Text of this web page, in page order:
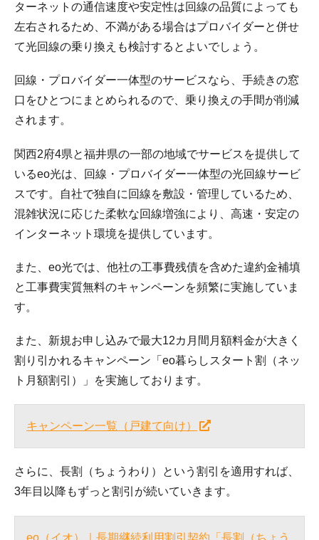
ターネットの通信速度や安定性は回線の品質によっても
左右されるため、不満がある場合はプロバイダーと併せ
て光回線の乗り換えも検討するとよいでしょう。
回線・プロバイダー一体型のサービスなら、手続きの窓
口をひとつにまとめられるので、乗り換えの手間が削減
されます。
関西2府4県と福井県の一部の地域でサービスを提供して
いるeo光は、回線・プロバイダー一体型の光回線サービ
スです。自社で独自に回線を敷設・管理しているため、
混雑状況に応じた柔軟な回線増強により、高速・安定の
インターネット環境を提供しています。
また、eo光では、他社の工事費残債を含めた違約金補填
と工事費実質無料のキャンペーンを頻繁に実施していま
す。
また、新規お申し込みで最大12カ月間月額料金が大きく
割り引かれるキャンペーン「eo暮らしスタート割（ネッ
ト月額割引）」を実施しております。
キャンペーン一覧（戸建て向け）
さらに、長割（ちょうわり）という割引を適用すれば、
3年目以降もずっと割引が続いていきます。
eo（イオ）｜長期継続利用割引契約「長割（ちょう